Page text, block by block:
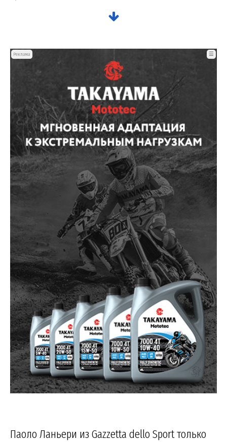
Реклама ☰
Паоло Ланьери из Gazzetta dello Sport только